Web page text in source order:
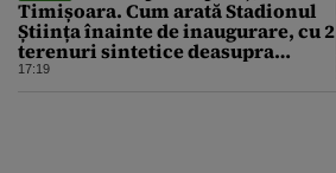
Timișoara. Cum arată Stadionul
Știința înainte de inaugurare, cu 2
terenuri sintetice deasupra
tribunei
17:19